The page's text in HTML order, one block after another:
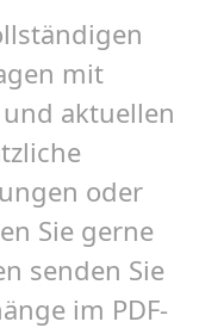
mit
aktuellen
oder
Sie gerne
senden Sie
im PDF-